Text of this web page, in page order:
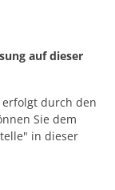
auf dieser
durch den
Sie dem
in dieser